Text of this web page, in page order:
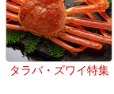
タラバ・ズワイ特集